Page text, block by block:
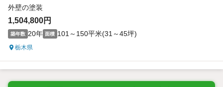
外壁の塗装
1,504,800円
築年数 20年 面積 101～150平米(31～45坪)
栃木県